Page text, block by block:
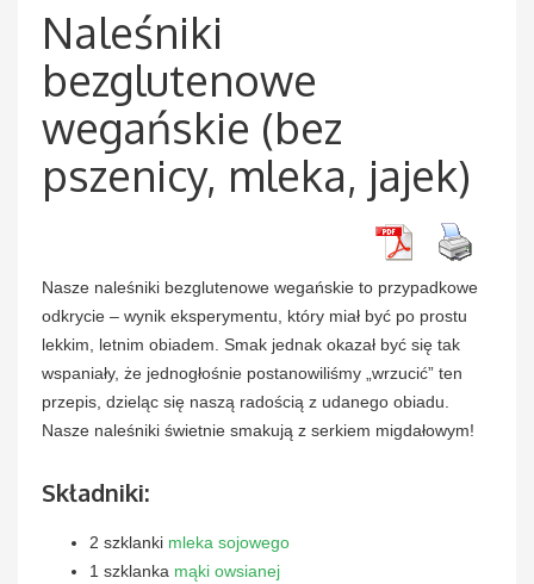
Naleśniki
bezglutenowe
wegańskie (bez
pszenicy, mleka, jajek)
Nasze naleśniki bezglutenowe wegańskie to przypadkowe
odkrycie – wynik eksperymentu, który miał być po prostu
lekkim, letnim obiadem. Smak jednak okazał być się tak
wspaniały, że jednogłośnie postanowiliśmy „wrzucić” ten
przepis, dzieląc się naszą radością z udanego obiadu.
Nasze naleśniki świetnie smakują z serkiem migdałowym!
Składniki:
2 szklanki mleka sojowego
1 szklanka mąki owsianej